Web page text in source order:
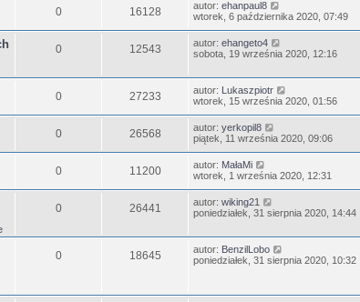
0 16128 autor: ehanpaul8
wtorek, 6 października 2020, 07:49
0 12543 autor: ehangeto4
sobota, 19 września 2020, 12:16
0 27233 autor: Lukaszpiotr
wtorek, 15 września 2020, 01:56
0 26568 autor: yerkopil8
piątek, 11 września 2020, 09:06
0 11200 autor: MałaMi
wtorek, 1 września 2020, 12:31
0 26441 autor: wiking21
poniedziałek, 31 sierpnia 2020, 14:44
0 18645 autor: BenzilLobo
poniedziałek, 31 sierpnia 2020, 10:32